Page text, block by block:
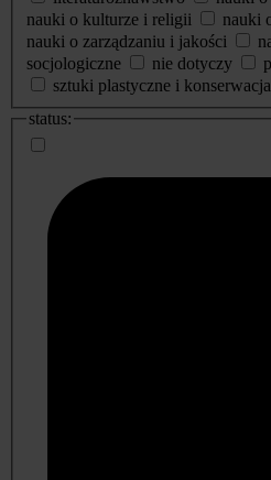
nauki o kulturze i religii
nauki
nauki o zarządzaniu i jakości
socjologiczne
nie dotyczy
sztuki plastyczne i
status: